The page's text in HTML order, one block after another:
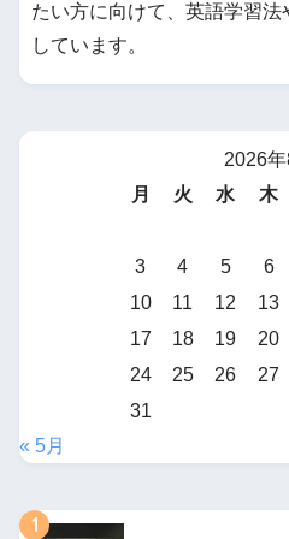
たい方に向けて、英語学習
しています。
2026年
月
火 水 木
3
4 5 6
10
11 12 13
17
18 19 20
24
25 26 27
31
« 5月
1